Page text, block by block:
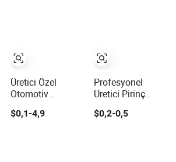
Üretici Özel
Otomotiv
Paslanmaz Çelik
$0,1-4,9
Profesyonel
Üretici Pirinç
Tornalama
$0,2-0,5